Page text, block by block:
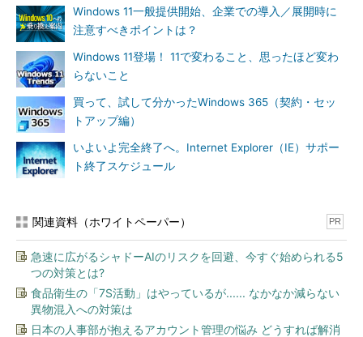
Windows 11一般提供開始、企業での導入／展開時に
注意すべきポイントは？
Windows 11登場！ 11で変わること、思ったほど変わ
らないこと
買って、試して分かったWindows 365（契約・セッ
トアップ編）
いよいよ完全終了へ。Internet Explorer（IE）サポー
ト終了スケジュール
関連資料（ホワイトペーパー） PR
急速に広がるシャドーAIのリスクを回避、今すぐ始められる5
つの対策とは?
食品衛生の「7S活動」はやっているが...... なかなか減らない
異物混入への対策は
日本の人事部が抱えるアカウント管理の悩み どうすれば解消